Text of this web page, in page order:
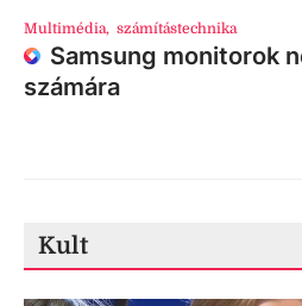
Multimédia, számítástechnika
Samsung monitorok
számára
Kult